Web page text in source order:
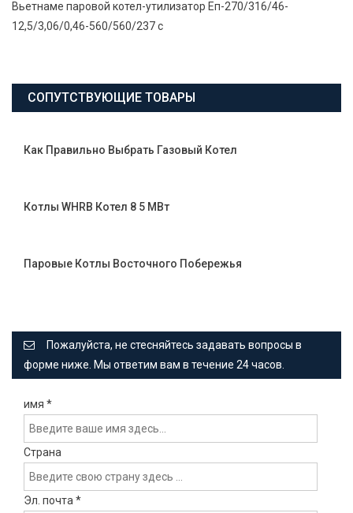
Вьетнаме паровой котел-утилизатор Еп-270/316/46-
12,5/3,06/0,46-560/560/237 с
СОПУТСТВУЮЩИЕ ТОВАРЫ
Как Правильно Выбрать Газовый Котел
Котлы WHRB Котел 8 5 МВт
Паровые Котлы Восточного Побережья
Пожалуйста, не стесняйтесь задавать вопросы в
форме ниже. Мы ответим вам в течение 24 часов.
имя *
Страна
Эл. почта *